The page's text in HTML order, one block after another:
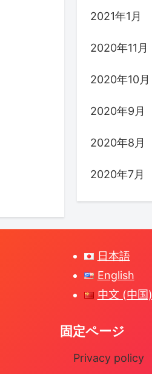
2021年1月
2020年11月
2020年10月
2020年9月
2020年8月
2020年7月
日本語
English
中文 (中国)
固定ページ
Privacy policy